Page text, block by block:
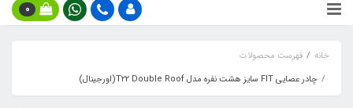
0
خانه
فهرست محصولات
چادر عصایی FIT سایز هشت نفره مدل T22 Double Roof(اورجینال)